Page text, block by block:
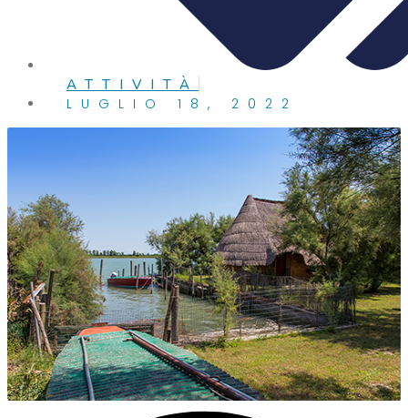
ATTIVITÀ
LUGLIO 18, 2022